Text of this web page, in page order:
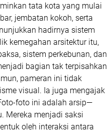
tata kota yang mulai
jembatan kokoh, serta
hadirnya sistem
kemegahan arsitektur itu,
sistem perkebunan, dan
bagian tak terpisahkan
pameran ini tidak
visual. Ia juga mengajak
foto ini adalah arsip—
Mereka menjadi saksi
oleh interaksi antara